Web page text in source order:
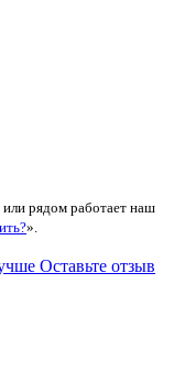
или рядом работает наш
».
Оставьте отзыв